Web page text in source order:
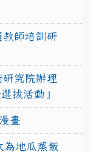
師培訓研
究院辦理
拔活動」
畫
地瓜蒸飯